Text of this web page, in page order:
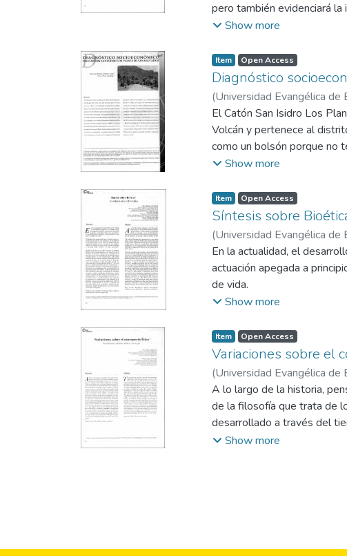
pero también evidenciará la
la formación de los futuros
salud bucal proporciona
odontológicas de la misma.
Show more
Item Open Access
Diagnóstico
(Universidad Evangélica de
El Catón San Isidro Los
Volcán y pertenece al
como un bolsón porque no
marcadas necesidades
estudiantes y docentes
respecto al servicio a su
Show more
Item Open Access
Síntesis sobre
(Universidad Evangélica de
Llanes, Berta Ruth
En la actualidad, el
actuación apegada a
de vida.
Show more
Item Open Access
Variaciones sobre el
(Universidad Evangélica de
A lo largo de la historia,
de la filosofía que trata de
desarrollado a través del
sido necesaria para el
Show more